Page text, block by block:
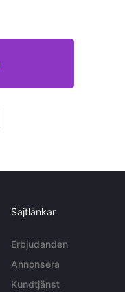
Sajtlänkar
Erbjudanden
Annonsera
Kundtjänst